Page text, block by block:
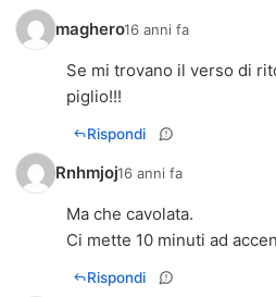
maghero16 anni fa
Se mi trovano il verso di
piglio!!!
Rispondi
Rnhmjoj16 anni fa
Ma che cavolata.
Ci mette 10 minuti ad
Rispondi